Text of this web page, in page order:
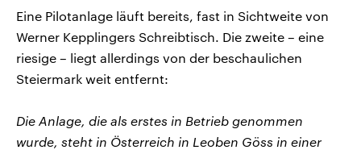
Eine Pilotanlage läuft bereits, fast in Sichtweite von
Werner Kepplingers Schreibtisch. Die zweite – eine
riesige – liegt allerdings von der beschaulichen
Steiermark weit entfernt:
Die Anlage, die als erstes in Betrieb genommen
wurde, steht in Österreich in Leoben Göss in einer